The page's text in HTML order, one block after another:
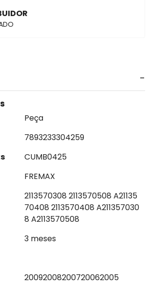
Peça
7893233304259
CUMB0425
FREMAX
2113570308 2113570508 A21135
70408 2113570408 A211357030
8 A2113570508
3 meses
20092008200720062005